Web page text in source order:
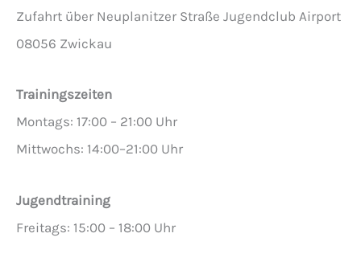
Zufahrt über Neuplanitzer Straße Jugendclub Airport
08056 Zwickau
Trainingszeiten
Montags: 17:00 – 21:00 Uhr
Mittwochs: 14:00–21:00 Uhr
Jugendtraining
Freitags: 15:00 – 18:00 Uhr